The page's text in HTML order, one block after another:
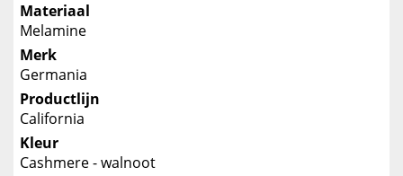
Materiaal
Melamine
Merk
Germania
Productlijn
California
Kleur
Cashmere - walnoot